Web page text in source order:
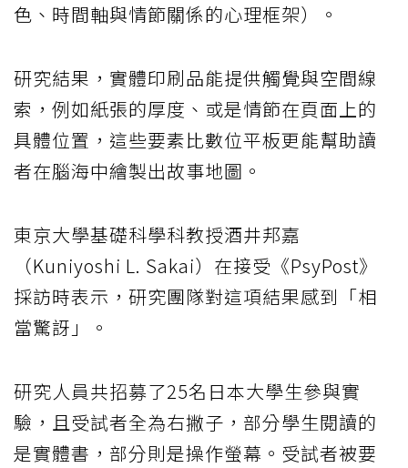
色、時間軸與情節關係的心理框架）。
研究結果，實體印刷品能提供觸覺與空間線
索，例如紙張的厚度、或是情節在頁面上的
具體位置，這些要素比數位平板更能幫助讀
者在腦海中繪製出故事地圖。
東京大學基礎科學科教授酒井邦嘉
（Kuniyoshi L. Sakai）在接受《PsyPost》
採訪時表示，研究團隊對這項結果感到「相
當驚訝」。
研究人員共招募了25名日本大學生參與實
驗，且受試者全為右撇子，部分學生閱讀的
是實體書，部分則是操作螢幕。受試者被要